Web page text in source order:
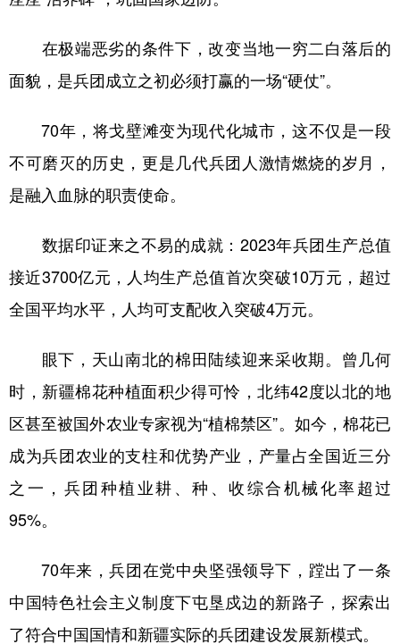
在极端恶劣的条件下，改变当地一穷二白落后的
面貌，是兵团成立之初必须打赢的一场“硬仗”。
70年，将戈壁滩变为现代化城市，这不仅是一段
不可磨灭的历史，更是几代兵团人激情燃烧的岁月，
是融入血脉的职责使命。
数据印证来之不易的成就：2023年兵团生产总值
接近3700亿元，人均生产总值首次突破10万元，超过
全国平均水平，人均可支配收入突破4万元。
眼下，天山南北的棉田陆续迎来采收期。曾几何
时，新疆棉花种植面积少得可怜，北纬42度以北的地
区甚至被国外农业专家视为“植棉禁区”。如今，棉花已
成为兵团农业的支柱和优势产业，产量占全国近三分
之一，兵团种植业耕、种、收综合机械化率超过
95%。
70年来，兵团在党中央坚强领导下，蹚出了一条
中国特色社会主义制度下屯垦戍边的新路子，探索出
了符合中国国情和新疆实际的兵团建设发展新模式。